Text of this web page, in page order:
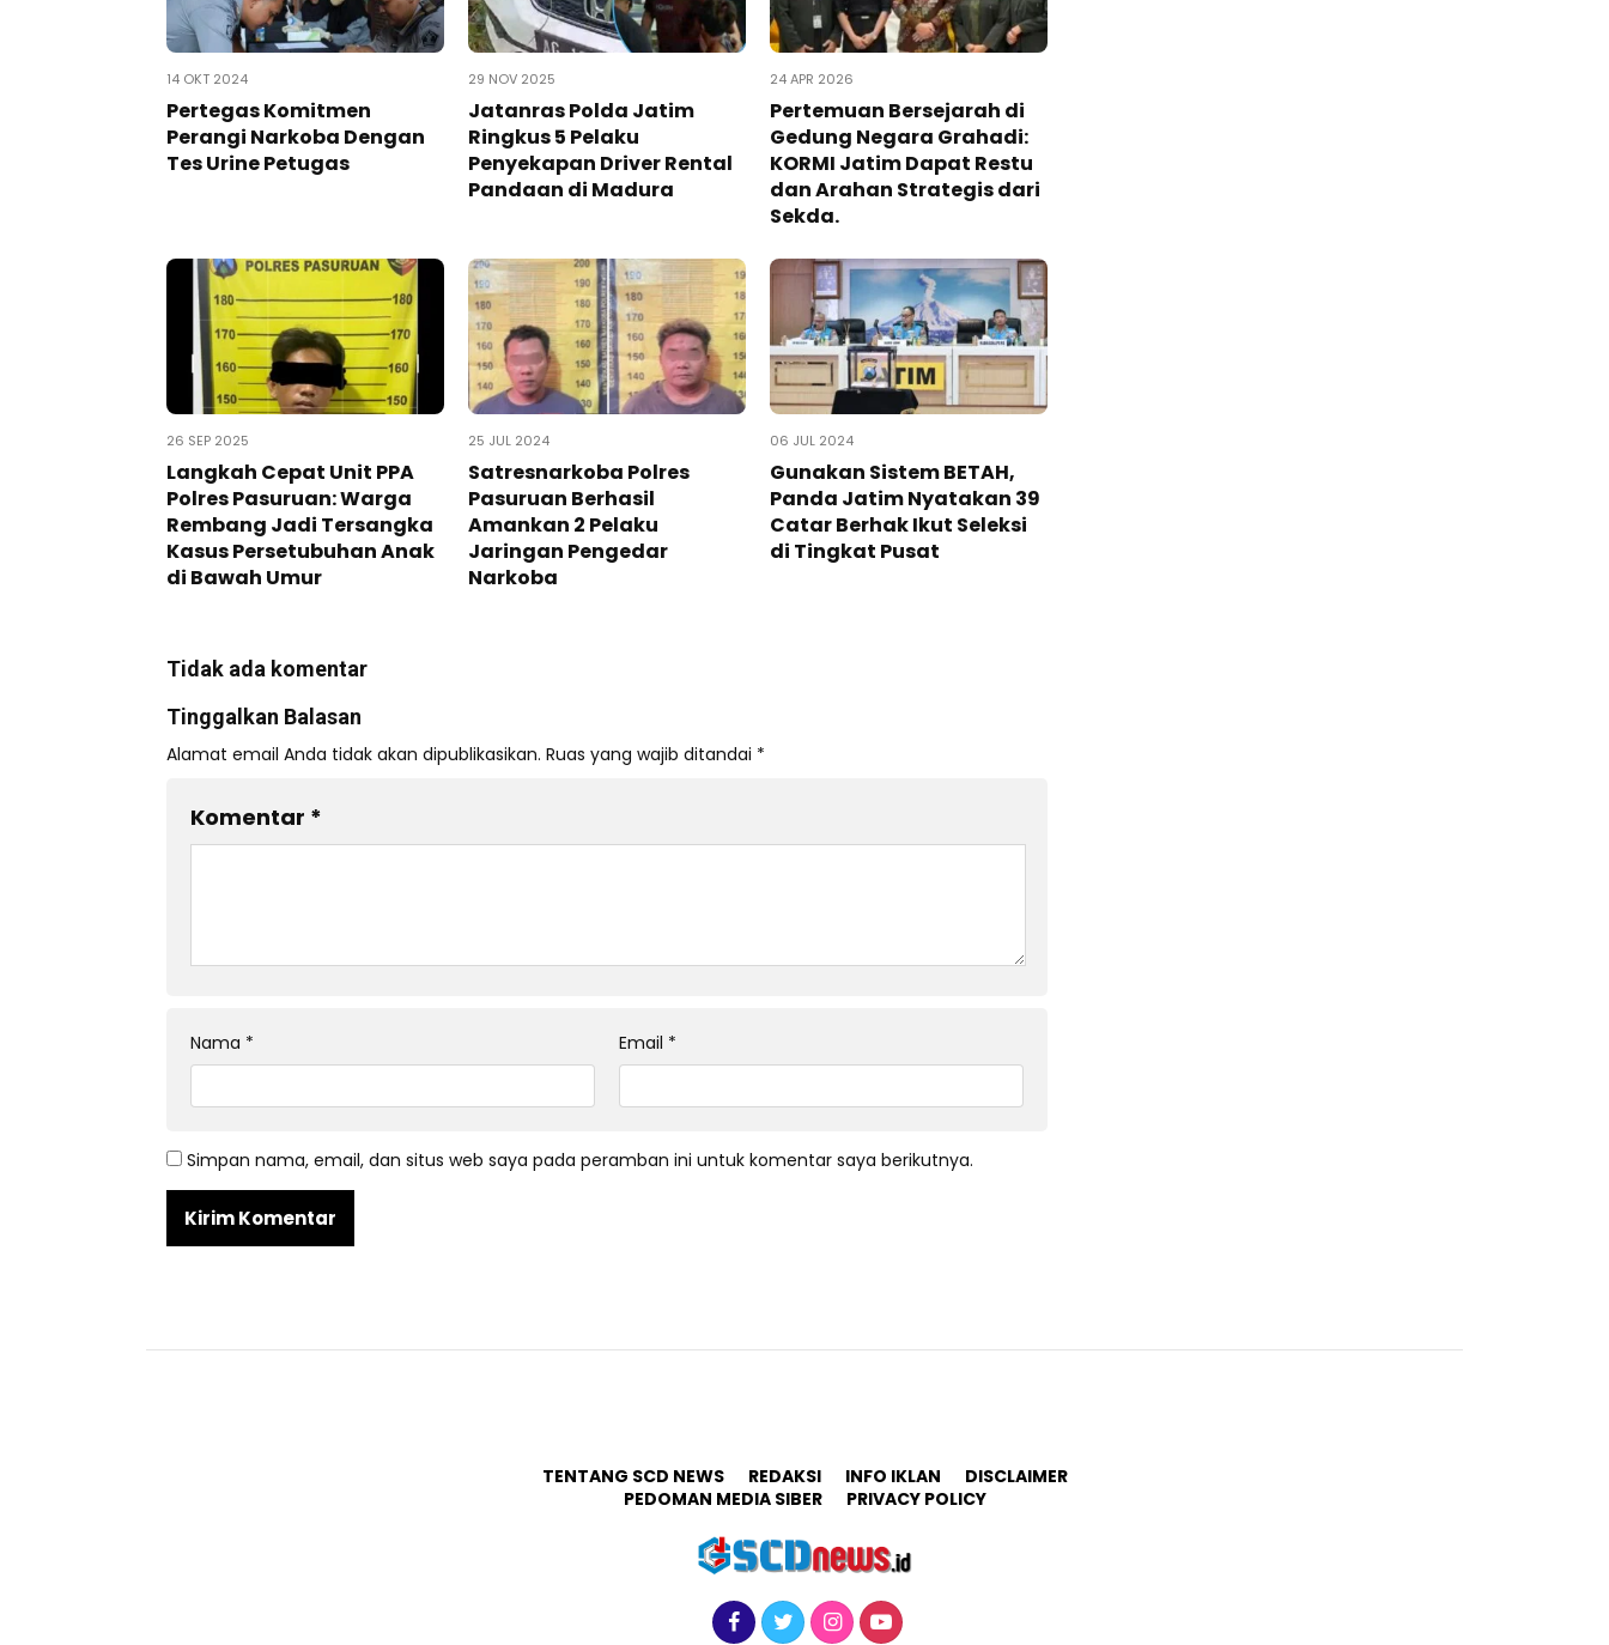
14 OKT 2024
Pertegas Komitmen
Perangi Narkoba Dengan
Tes Urine Petugas
29 NOV 2025
Jatanras Polda Jatim
Ringkus 5 Pelaku
Penyekapan Driver Rental
Pandaan di Madura
24 APR 2026
‎Pertemuan Bersejarah di
Gedung Negara Grahadi:
KORMI Jatim Dapat Restu
dan Arahan Strategis dari
Sekda.
26 SEP 2025
Langkah Cepat Unit PPA
Polres Pasuruan: Warga
Rembang Jadi Tersangka
Kasus Persetubuhan Anak
di Bawah Umur
25 JUL 2024
Satresnarkoba Polres
Pasuruan Berhasil
Amankan 2 Pelaku
Jaringan Pengedar
Narkoba
06 JUL 2024
Gunakan Sistem BETAH,
Panda Jatim Nyatakan 39
Catar Berhak Ikut Seleksi
di Tingkat Pusat
Tidak ada komentar
Tinggalkan Balasan
Alamat email Anda tidak akan dipublikasikan. Ruas yang wajib ditandai *
Komentar *
Nama * Email *
Simpan nama, email, dan situs web saya pada peramban ini untuk komentar saya berikutnya.
TENTANG SCD NEWS REDAKSI INFO IKLAN
DISCLAIMER
PEDOMAN MEDIA SIBER
PRIVACY POLICY